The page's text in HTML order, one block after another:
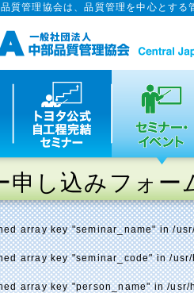
質管理協会は、品質管理を中心とす
申し込みフォー
array key "seminar_name" in/
array key "seminar_code" in/
array key "person_name" in/usr/